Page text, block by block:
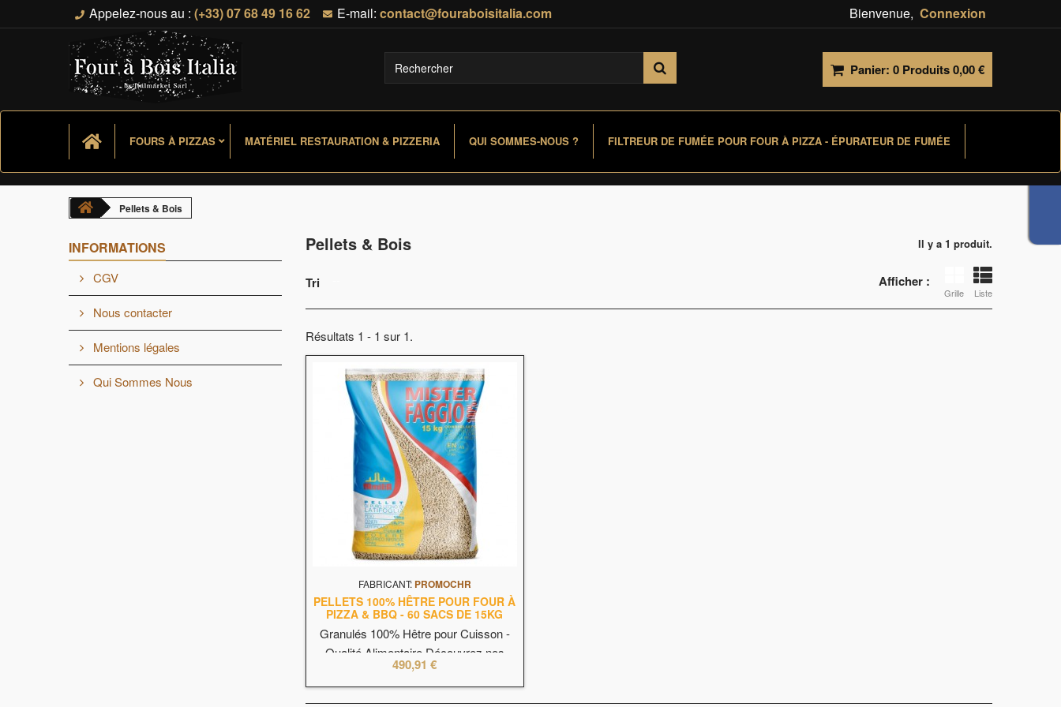
Bienvenue, Connexion
Appelez-nous au : (+33) 07 68 49 16 62 E-mail: contact@fouraboisitalia.com
Panier: 0 Produits0,00 €
FOURS À PIZZAS MATÉRIEL RESTAURATION & PIZZERIA QUI SOMMES-NOUS ? FILTREUR DE FUMÉE POUR FOUR À PIZZA - ÉPURATEUR DE FUMÉE
Pellets & Bois
INFORMATIONS
CGV
Nous contacter
Mentions légales
Qui Sommes Nous
Pellets & Bois Il y a 1 produit.
Afficher :
Grille Liste
Tri
Résultats 1 - 1 sur 1.
FABRICANT: PROMOCHR
PELLETS 100% HÊTRE POUR FOUR À
PIZZA & BBQ - 60 SACS DE 15KG
Granulés 100% Hêtre pour Cuisson -
Qualité Alimentaire Découvrez nos
granulés 100% hêtre, spécialement
conçus pour un usage alimentaire.
490,91 €